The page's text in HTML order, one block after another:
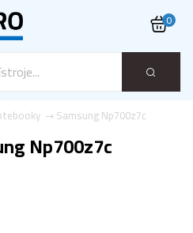
0
Samsung Np700z7c
Np700z7c